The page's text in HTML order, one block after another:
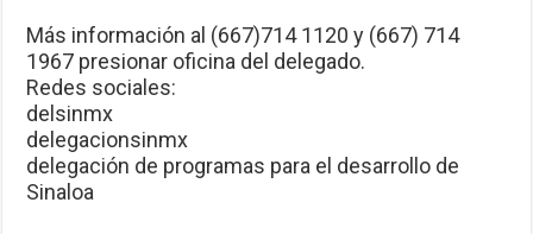
Más información al (667)714 1120 y (667) 714
1967 presionar oficina del delegado.
Redes sociales:
delsinmx
delegacionsinmx
delegación de programas para el desarrollo de
Sinaloa